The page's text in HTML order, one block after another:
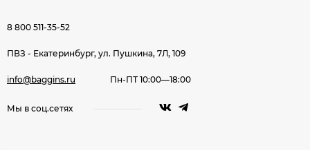
8 800 511-35-52
ПВЗ - Екатеринбург, ул. Пушкина, 7Л, 109
info@baggins.ru Пн-ПТ 10:00—18:00
Мы в соц.сетях